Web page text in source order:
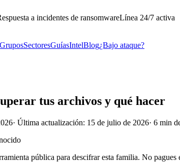
a incidentes de ransomwareLínea 24/7 activa
GruposSectoresGuíasIntelBlog¿Bajo ataque?
tus archivos y qué hacer
· Última actualización: 15 de julio de 2026· 6 min
pública para descifrar esta familia. No pagues